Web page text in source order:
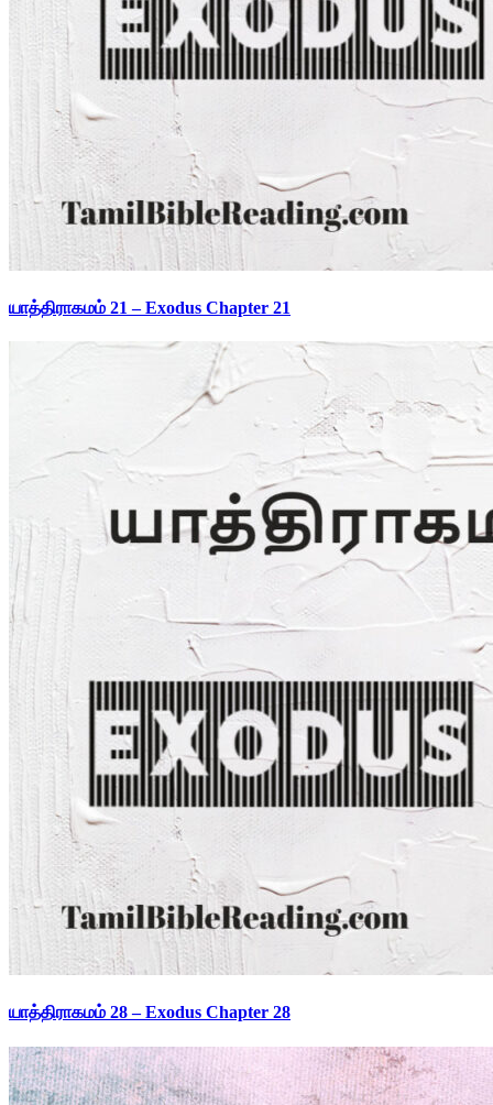
யாத்திராகமம் 21 – Exodus Chapter 21
யாத்திராகமம் 28 – Exodus Chapter 28